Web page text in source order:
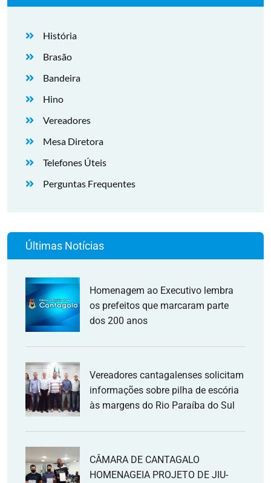
História
Brasão
Bandeira
Hino
Vereadores
Mesa Diretora
Telefones Úteis
Perguntas Frequentes
Últimas Notícias
Homenagem ao Executivo lembra
os prefeitos que marcaram parte
dos 200 anos
Vereadores cantagalenses solicitam
informações sobre pilha de escória
às margens do Rio Paraíba do Sul
CÂMARA DE CANTAGALO
HOMENAGEIA PROJETO DE JIU-